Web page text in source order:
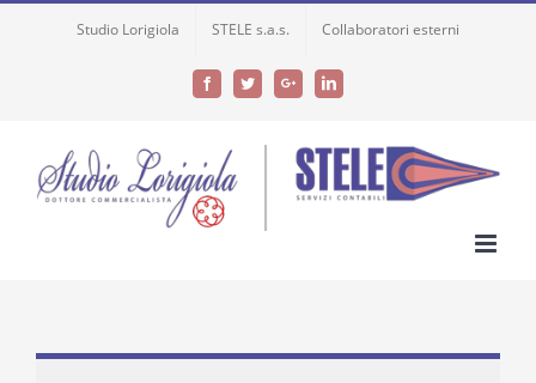
Studio Lorigiola STELE s.a.s. Collaboratori esterni
FacebookTwitterGoogle+LinkedIn